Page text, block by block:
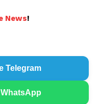
News!
Telegram